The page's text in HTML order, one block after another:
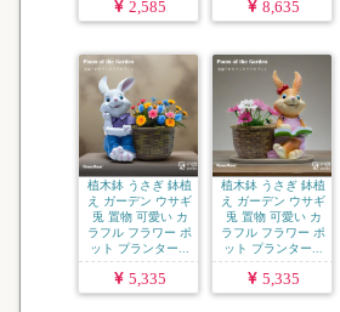
2,585 8,635
植木鉢 うさぎ 鉢植
え ガーデン ウサギ
兎 置物 可愛い カ
ラフル フラワー ポ
ット プランター...
5,335
植木鉢 うさぎ 鉢植
え ガーデン ウサギ
兎 置物 可愛い カ
ラフル フラワー ポ
ット プランター...
5,335